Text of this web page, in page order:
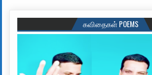
கவிதைகள் POEMS